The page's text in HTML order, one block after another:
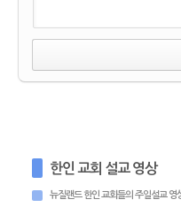
한인 교회 설교 영상
뉴질랜드 한인 교회들의 주일설교 영